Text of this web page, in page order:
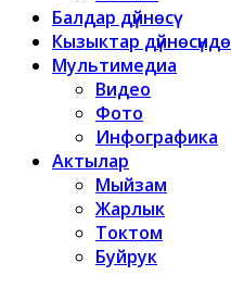
Балдар дүйнөсү
Кызыктар дүйнөсүндө
Мультимедиа
Видео
Фото
Инфографика
Актылар
Мыйзам
Жарлык
Токтом
Буйрук